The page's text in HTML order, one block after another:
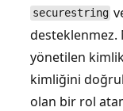
securestring
yönetilen
kimliğini
olan bir rol